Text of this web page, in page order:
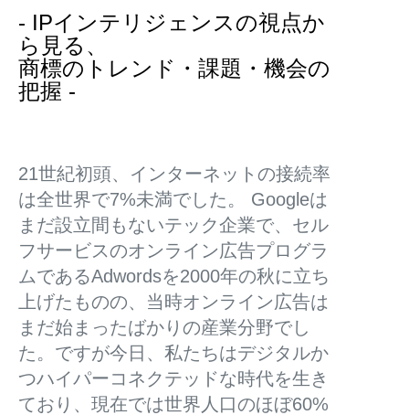
- IPインテリジェンスの視点か
ら見る、
商標のトレンド・課題・機会の
把握 -
21世紀初頭、インターネットの接続率
は全世界で7%未満でした。 Googleは
まだ設立間もないテック企業で、セル
フサービスのオンライン広告プログラ
ムであるAdwordsを2000年の秋に立ち
上げたものの、当時オンライン広告は
まだ始まったばかりの産業分野でし
た。ですが今日、私たちはデジタルか
つハイパーコネクテッドな時代を生き
ており、現在では世界人口のほぼ60%